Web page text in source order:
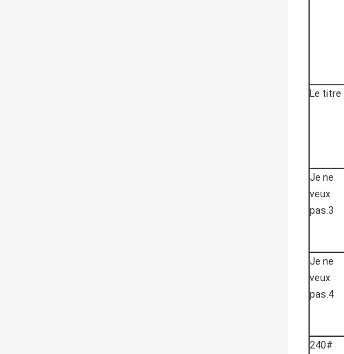
Le titre
Je ne
veux
pas.3
Je ne
veux
pas.4
240#